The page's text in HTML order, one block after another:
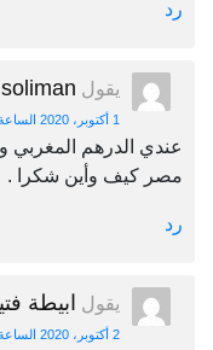
رد
يقول
1 أكتوبر، 2020 الساعة 1:36 م
عندي الدرهم المغربي
مصر كيف وأين شكرا .
رد
يقول ابيطة
2 أكتوبر، 2020 الساعة 2:00 م